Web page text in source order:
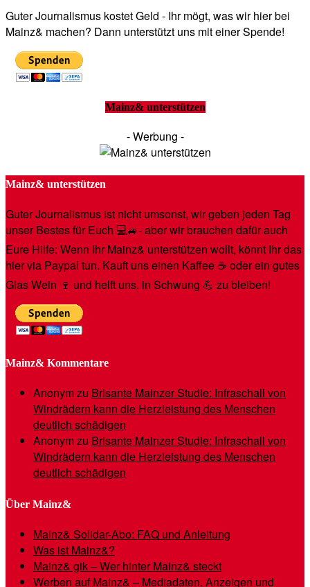
Guter Journalismus kostet Geld - Ihr mögt, was wir hier bei
Mainz& machen? Dann unterstützt uns mit einer Spende!
Mainz& unterstützen
- Werbung -
Mainz& unterstützen
Guter Journalismus ist nicht umsonst, wir geben jeden Tag
unser Bestes für Euch 💻🚙- aber wir brauchen dafür auch
Eure Hilfe: Wenn Ihr Mainz& unterstützen wollt, könnt Ihr das
hier via Paypal tun. Kauft uns einen Kaffee ☕️ oder ein gutes
Glas Wein 🍷 und helft uns, in Schwung 💪 zu bleiben!
Mainz& Kommentare
Anonymzu Brisante Mainzer Studie: Infraschall von
Windrädern kann die Herzleistung des Menschen
deutlich schädigen
Anonymzu Brisante Mainzer Studie: Infraschall von
Windrädern kann die Herzleistung des Menschen
deutlich schädigen
Über Mainz&
Mainz& Solidar-Abo: FAQ und Anleitung
Was ist Mainz&?
Mainz& gik – Wer hinter Mainz& steckt
Werben auf Mainz& – Mediadaten, Anzeigen und